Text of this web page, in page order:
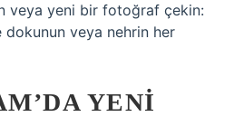
veya yeni bir fotoğraf çekin:
dokunun veya nehrin her
YENI